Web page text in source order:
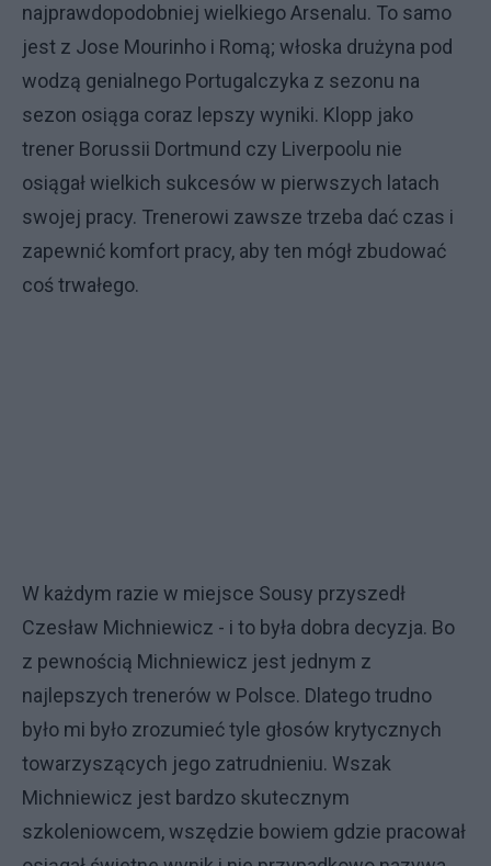
najprawdopodobniej wielkiego Arsenalu. To samo
jest z Jose Mourinho i Romą; włoska drużyna pod
wodzą genialnego Portugalczyka z sezonu na
sezon osiąga coraz lepszy wyniki. Klopp jako
trener Borussii Dortmund czy Liverpoolu nie
osiągał wielkich sukcesów w pierwszych latach
swojej pracy. Trenerowi zawsze trzeba dać czas i
zapewnić komfort pracy, aby ten mógł zbudować
coś trwałego.
W każdym razie w miejsce Sousy przyszedł
Czesław Michniewicz - i to była dobra decyzja. Bo
z pewnością Michniewicz jest jednym z
najlepszych trenerów w Polsce. Dlatego trudno
było mi było zrozumieć tyle głosów krytycznych
towarzyszących jego zatrudnieniu. Wszak
Michniewicz jest bardzo skutecznym
szkoleniowcem, wszędzie bowiem gdzie pracował